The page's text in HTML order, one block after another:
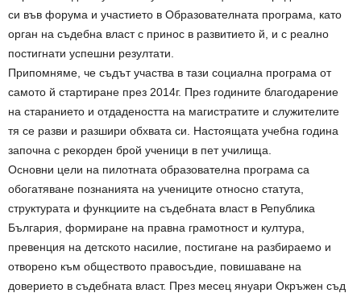
си във форума и участието в Образователната програма, като
орган на съдебна власт с принос в развитието й, и с реално
постигнати успешни резултати.
Припомняме, че съдът участва в тази социална програма от
самото й стартиране през 2014г. През годините благодарение
на старанието и отдадеността на магистратите и служителите
тя се разви и разшири обхвата си. Настоящата учебна година
започна с рекорден брой ученици в пет училища.
Основни цели на пилотната образователна програма са
обогатяване познанията на учениците относно статута,
структурата и функциите на съдебната власт в Република
България, формиране на правна грамотност и култура,
превенция на детското насилие, постигане на разбираемо и
отворено към обществото правосъдие, повишаване на
доверието в съдебната власт. През месец януари Окръжен съд